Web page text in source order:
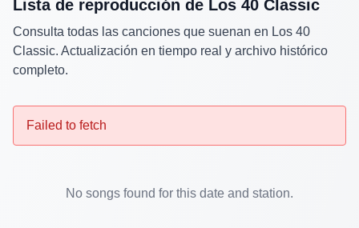
Lista de reproducción de Los 40 Classic
Consulta todas las canciones que suenan en Los 40
Classic. Actualización en tiempo real y archivo histórico
completo.
Failed to fetch
No songs found for this date and station.